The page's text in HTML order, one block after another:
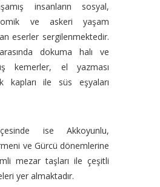
insanların sosyal,
ve askeri yaşam
eserler sergilenmektedir.
dokuma halı ve
kemerler, el yazması
kapları ile süs eşyaları
ise Akkoyunlu,
ve Gürcü dönemlerine
mezar taşları ile çeşitli
yer almaktadır.